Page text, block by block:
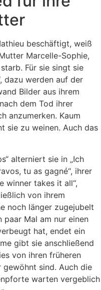
beschäftigt, weiß
Marcelle-Sophie,
Für sie singt sie
dazu werden auf der
Bilder aus ihrem
dem Tod ihrer
anzumerken. Kaum
sie zu weinen. Auch das
alterniert sie in „Ich
tu as gagné“, ihrer
winner takes it all“,
von ihrem
noch länger zugejubelt
paar Mal am nur einen
hat, endet ein
gibt sie anschließend
von ihren früheren
gewöhnt sind. Auch die
warten vergeblich